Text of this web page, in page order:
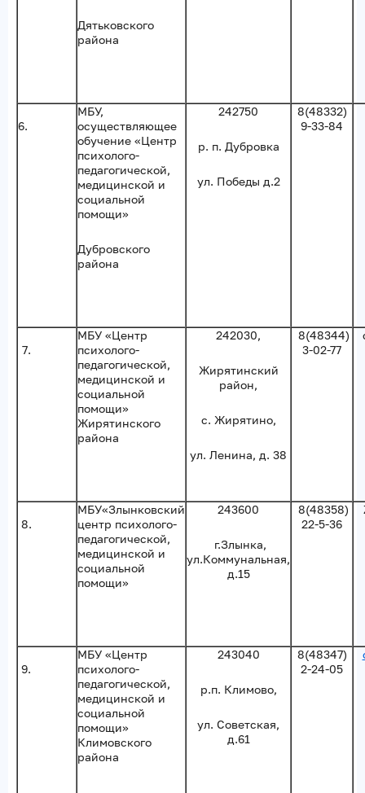
Дятьковского
района
6.
МБУ,
осуществляющее
обучение «Центр
психолого-
педагогической,
медицинской и
социальной
помощи»
Дубровского
района
242750
р. п. Дубровка
ул. Победы д.2
8(48332)
9-33-84
7.
МБУ «Центр
психолого-
педагогической,
медицинской и
социальной
помощи»
Жирятинского
района
242030,
Жирятинский
район,
с. Жирятино,
ул. Ленина, д. 38
8(48344)
3-02-77
8.
МБУ«Злынковский
центр психолого-
педагогической,
медицинской и
социальной
помощи»
243600
г.Злынка,
ул.Коммунальная,
д.15
8(48358)
22-5-36
9.
МБУ «Центр
психолого-
педагогической,
медицинской и
социальной
помощи»
Климовского
района
243040
р.п. Климово,
ул. Советская,
д.61
8(48347)
2-24-05